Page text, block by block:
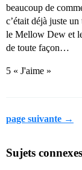
beaucoup de
c’était déjà juste
le Mellow Dew et
de toute façon…
5 « J'aime »
page suivante →
Sujets connexes